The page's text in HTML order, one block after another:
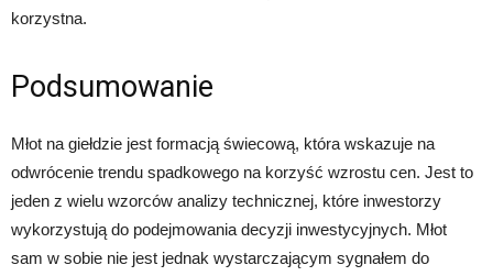
korzystna.
Podsumowanie
Młot na giełdzie jest formacją świecową, która wskazuje na
odwrócenie trendu spadkowego na korzyść wzrostu cen. Jest to
jeden z wielu wzorców analizy technicznej, które inwestorzy
wykorzystują do podejmowania decyzji inwestycyjnych. Młot
sam w sobie nie jest jednak wystarczającym sygnałem do